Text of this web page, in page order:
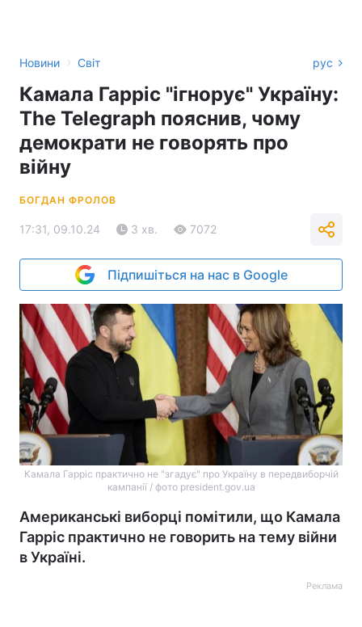
Новини › Світ рус
Камала Гарріс "ігнорує" Україну:
The Telegraph пояснив, чому
демократи не говорять про
війну
БОГДАН ФРОЛОВ
17:31, 09.10.24 3 хв. 7072
Підпишіться на нас в Google
Камала Гарріс практично не "згадує" про Україну в передвиборчій
кампанії / фото president.gov.ua
Американські виборці помітили, що Камала
Гарріс практично не говорить на тему війни
в Україні.
Реклама